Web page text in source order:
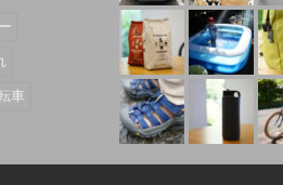
車